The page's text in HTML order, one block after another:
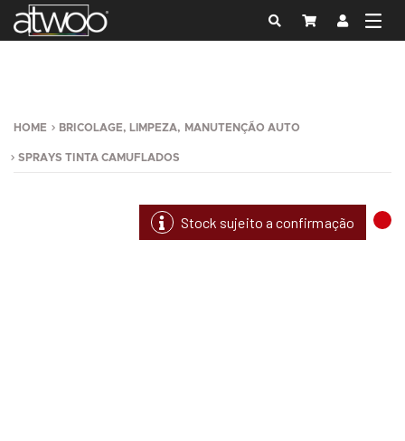
HOME BRICOLAGE, LIMPEZA, MANUTENÇÃO AUTO
SPRAYS TINTA CAMUFLADOS
Stock sujeito a confirmação